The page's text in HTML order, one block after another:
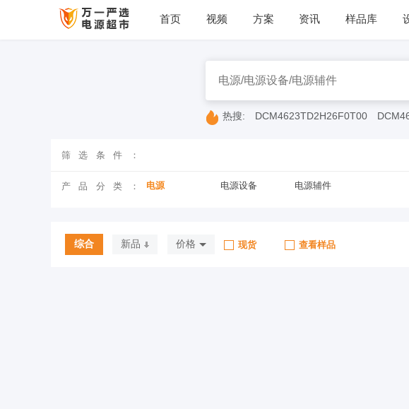
首页 视频 方案 资讯 样品库
热搜: DCM4623TD2H26F0T00
筛选条件：
产品分类： 电源 电源设备 电源辅件
综合 新品 价格 现货 查看样品